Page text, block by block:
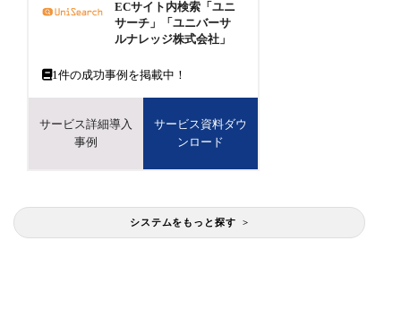
ECサイト内検索「ユニ
サーチ」「ユニバーサ
ルナレッジ株式会社」
1 件の成功事例を掲載中！
サービス詳細導入
事例
サービス資料ダウ
ンロード
システムをもっと探す >